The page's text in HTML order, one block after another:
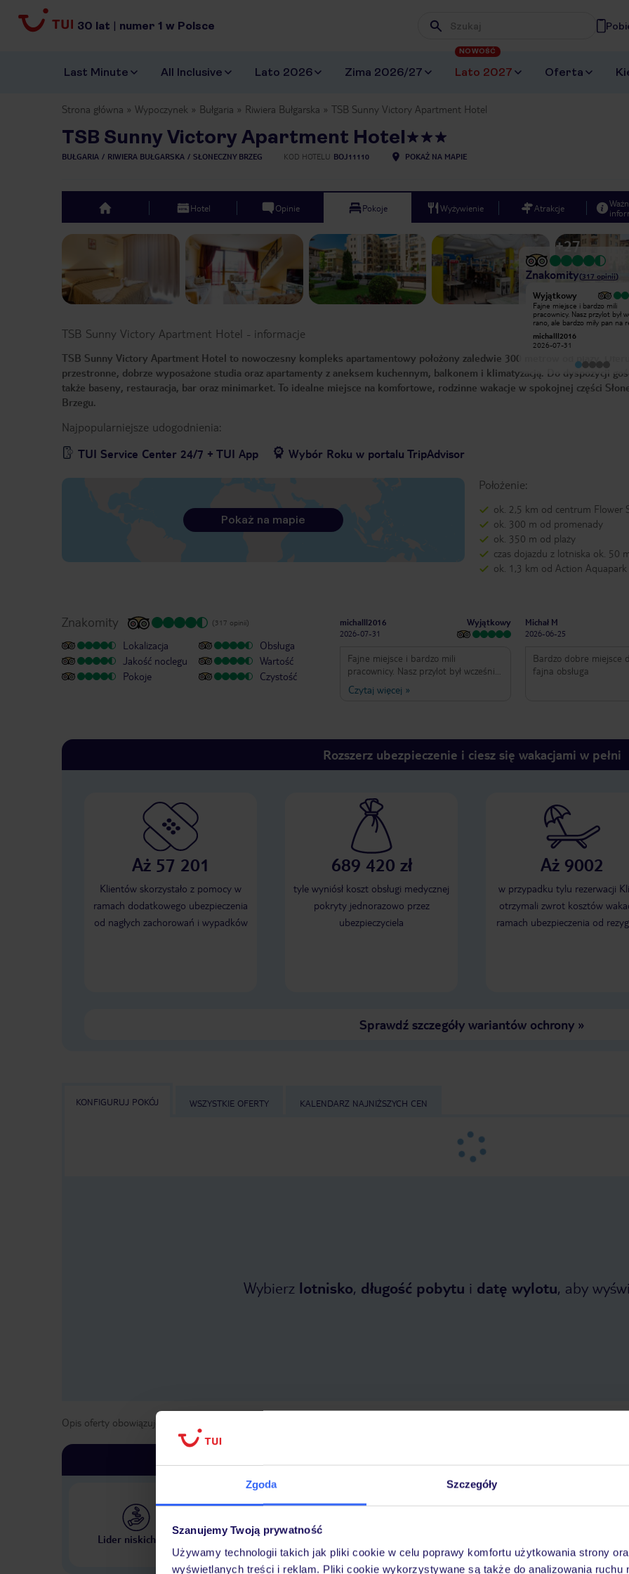
Zgoda Szczegóły
Szanujemy Twoją prywatność
Używamy technologii takich jak pliki cookie w celu poprawy komfortu użytkowania strony
wyświetlanych treści i reklam. Pliki cookie wykorzystywane są także do analizowania ruchu
30 lat | numer 1 w Polsce Wpisz frazę, której szukasz
Last Minute All Inclusive Lato 2026 Zima 2026/27 Lato 2027
NOWOŚĆ
Oferta
Strona główna Wypoczynek Bułgaria Riwiera Bułgarska TSB Sunny Victory Apartment Hotel
TSB Sunny Victory Apartment Hotel
BUŁGARIA RIWIERA BUŁGARSKA SŁONECZNY BRZEG KOD HOTELU BOJ11110 POKAŻ NA MAPIE
top Hotel Opinie Pokoje Wyżywienie Atrakcje
Previous slide +27
Znakomity(317 opinii)
Wyjątkowy
super miejsce dla nastolatków i
Wyjątkowy
Fajne miejsce i bardzo mili
pracownicy. Nasz przylot był
rano, ale bardzo miły pan na
nam wmeldowanie parę godzin
wcześniej. (Bardzo
bezpiecznie, gdyż przy wejściu
monitorowali wszystko
przez 24h. Raz zgłosiłem mały
problem z prysznicem i był
michalll2016
2026-07-31
TSB Sunny Victory Apartment Hotel - informacje
TSB Sunny Victory Apartment Hotel to nowoczesny kompleks apartamentowy położony zaledwie 300 metrów od plaży.
przestronne, dobrze wyposażone studia oraz apartamenty z aneksem kuchennym, balkonem i klimatyzacją. Do dyspozycji
także baseny, restauracja, bar oraz minimarket. To idealne miejsce na komfortowe, rodzinne wakacje w spokojnej części
Brzegu.
Najpopularniejsze udogodnienia:
TUI Service Center 24/7 + TUI App
Wybór Roku w portalu TripAdvisor
Położenie:
ok. 2,5 km od centrum Flower
ok. 300 m od promenady
ok. 350 m od plaży
czas dojazdu z lotniska ok. 50
ok. 1,3 km od Action Aquapark
Pokaż na mapie
Znakomity (317 opinii)
Lokalizacja
Jakość noclegu
Pokoje
Obsługa
Wartość
Czystość
michalll2016
2026-07-31
Wyjątkowy
Fajne miejsce i bardzo mili
pracownicy. Nasz przylot był wcześnie
rano, ale bardzo miły pan na recepcji
bez żadnych problemów udostępnił
monitorowali wszystko panowie przez
24h. Raz zgłosiłem mały problem z
natychmiastowo. Sprzątaczki to
najmilsze osoby na ziemi i świetnie
zadbały o wszystko, czego
potrzebowaliśmy w naszym pokoju.
Klimatyzacja działa bez zarzutów, co,
jak każdy wie, jest niesamowicie
ważne. Był to nasz pierwszy pobyt w
Bułgarii i dzięki TSB Sunny Victory
chcemy wrócić tu ponownie.
Pozdrowienia dla wszystkich od
Michała z żoną i córką. (310)
Czytaj więcej »
Michał M
2026-06-25
Bardzo dobre miejsce
fajna obsługa
Rozszerz ubezpieczenie i ciesz się wakacjami w pełni
Aż 57 201
Klientów skorzystało z pomocy w
ramach dodatkowego ubezpieczenia
od nagłych zachorowań i wypadków
689 420 zł
tyle wyniósł koszt obsługi medycznej
pokryty jednorazowo przez
ubezpieczyciela
Aż 9002
w przypadku tylu rezerwacji
otrzymali zwrot kosztów
ramach ubezpieczenia od
Sprawdź szczegóły wariantów ochrony»
KONFIGURUJ POKÓJ WSZYSTKIE OFERTY KALENDARZ NAJNIŻSZYCH CEN
Wybierz lotnisko, długość pobytu i datę wylotu, aby
Opis oferty obowiązuje dla wyjazdów w terminie
Lider niskich cen
Największe biuro podróży
w Polsce
wakacjach 24/7